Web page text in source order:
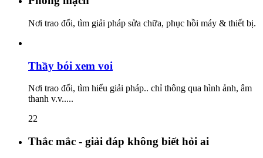
Nơi trao đổi, tìm giải pháp sửa chữa, phục hồi máy & thiết bị.
Thầy bói xem voi
Nơi trao đổi, tìm hiểu giải pháp.. chỉ thông qua hình ảnh, âm
thanh v.v.....
22
Thắc mắc - giải đáp không biết hỏi ai